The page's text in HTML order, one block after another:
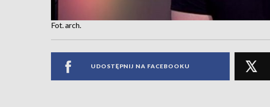
Fot. arch.
UDOSTĘPNIJ NA FACEBOOKU